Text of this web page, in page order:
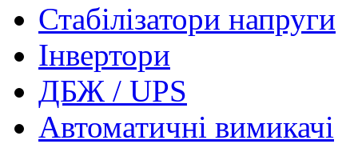
Стабілізатори напруги
Інвертори
ДБЖ / UPS
Автоматичні вимикачі